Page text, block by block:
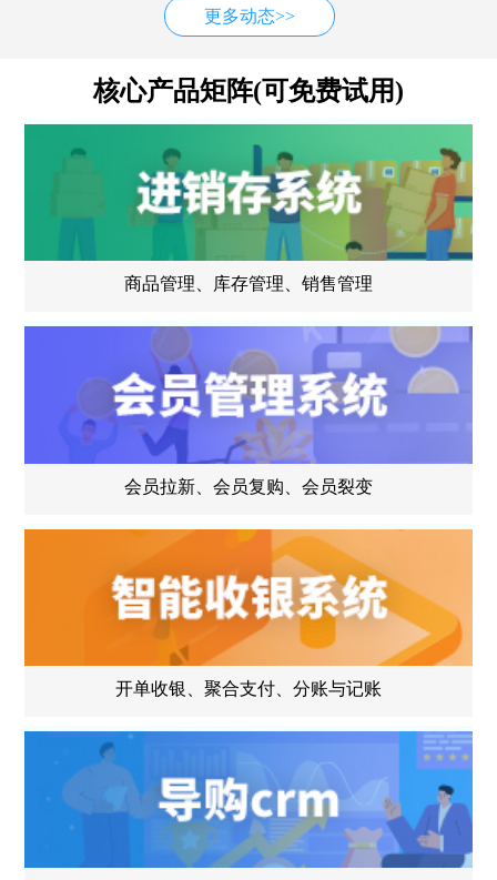
更多动态>>
核心产品矩阵(可免费试用)
商品管理、库存管理、销售管理
会员拉新、会员复购、会员裂变
开单收银、聚合支付、分账与记账